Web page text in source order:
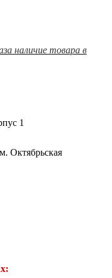
наличие товара в
1
м. Октябрьская